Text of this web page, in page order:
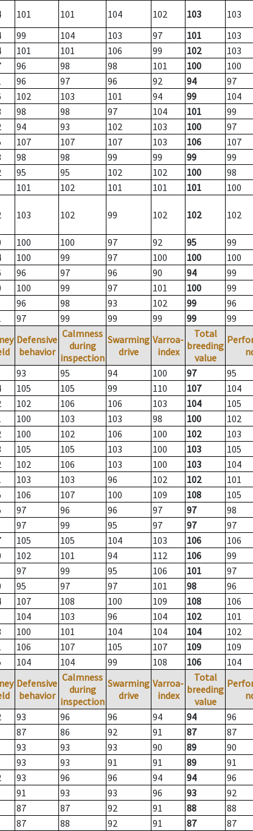
101 101 104 102 103
103
99 104 103 97 101
103
101 101 106 99 102
103
96 98 98 101 100
100
96 97 96 92 94
97
102 103 101 94 99
104
98 98 97 104 101
99
94 93 102 103 100
97
107 107 107 103 106
107
98 98 99 99 99
99
95 95 102 102 100
98
101 102 101 101 101 100
103 102 99 102 102 102
100 100 97 92 95
99
100 99 97 100 100
100
96 97 96 90 94
99
100 99 97 101 100
99
96 98 93 102 99
96
97 99 99 99 99 99
Defensive
behavior
Calmness
during
inspection
Swarming
drive
Varroa-
index
Total
breeding
value
93 95 94 100 97
95
105 105 99 110 107
104
102 106 106 103 104
105
100 103 103 98 100
102
100 102 106 100 102
103
105 105 103 100 103
105
102 106 103 100 103
104
103 103 96 102 102
101
106 107 100 109 108
105
97 96 96 97 97
98
97 99 95 97 97
97
105 105 104 103 106
106
102 101 94 112 106
99
97 99 95 106 101
97
95 97 97 101 98
96
107 108 100 109 108
106
104 103 96 104 102
101
100 101 104 104 104
102
106 107 105 107 109
109
104 104 99 108 106 104
Defensive
behavior
Calmness
during
inspection
Swarming
drive
Varroa-
index
Total
breeding
value
93 96 96 94 94
96
87 86 92 91 87
87
93 93 93 90 89
90
93 93 91 91 89
91
93 96 96 94 94
96
91 93 93 96 93
92
87 87 92 91 88
88
87 88 92 91 87 87